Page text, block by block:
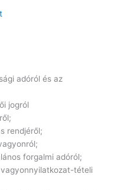
adóról és az
jogról
rendjéről;
forgalmi adóról;
tételi